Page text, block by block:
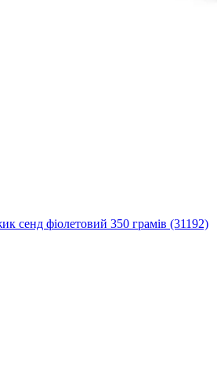
сенд фіолетовий 350 грамів (31192)